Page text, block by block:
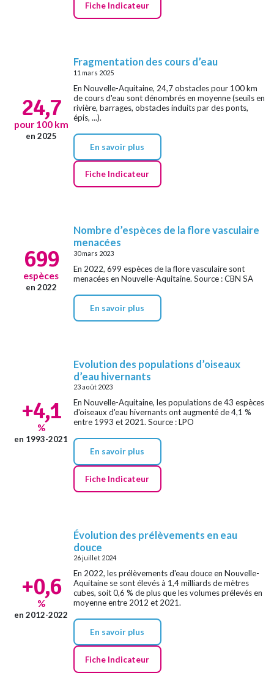
Fiche Indicateur
24,7
pour 100 km
en 2025
Fragmentation des cours d’eau
11 mars 2025
En Nouvelle-Aquitaine, 24,7 obstacles pour 100 km
de cours d'eau sont dénombrés en moyenne (seuils en
rivière, barrages, obstacles induits par des ponts,
épis, ...).
En savoir plus
Fiche Indicateur
699
espèces
en 2022
Nombre d’espèces de la flore vasculaire
menacées
30 mars 2023
En 2022, 699 espèces de la flore vasculaire sont
menacées en Nouvelle-Aquitaine. Source : CBN SA
En savoir plus
+4,1
%
en 1993-2021
Evolution des populations d’oiseaux
d’eau hivernants
23 août 2023
En Nouvelle-Aquitaine, les populations de 43 espèces
d'oiseaux d'eau hivernants ont augmenté de 4,1 %
entre 1993 et 2021. Source : LPO
En savoir plus
Fiche Indicateur
+0,6
%
en 2012-2022
Évolution des prélèvements en eau
douce
26 juillet 2024
En 2022, les prélèvements d'eau douce en Nouvelle-
Aquitaine se sont élevés à 1,4 milliards de mètres
cubes, soit 0,6 % de plus que les volumes prélevés en
moyenne entre 2012 et 2021.
En savoir plus
Fiche Indicateur